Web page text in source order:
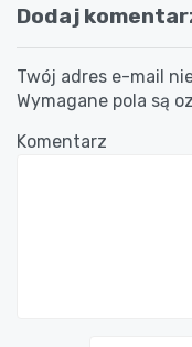
Dodaj
Twój adres e-mail
Wymagane pola są
Komentarz